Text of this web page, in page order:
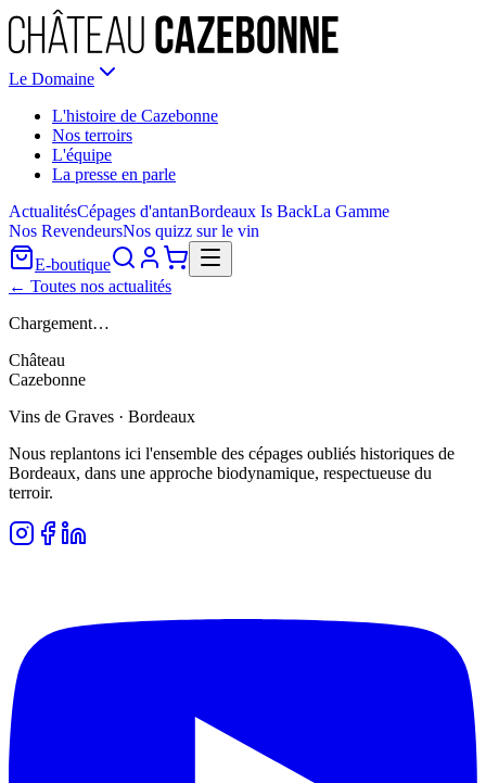
Le Domaine
L'histoire de Cazebonne
Nos terroirs
L'équipe
La presse en parle
ActualitésCépages d'antanBordeaux Is BackLa Gamme
Nos RevendeursNos quizz sur le vin
E-boutique
← Toutes nos actualités
Chargement…
Château
Cazebonne
Vins de Graves · Bordeaux
Nous replantons ici l'ensemble des cépages oubliés historiques de
Bordeaux, dans une approche biodynamique, respectueuse du
terroir.